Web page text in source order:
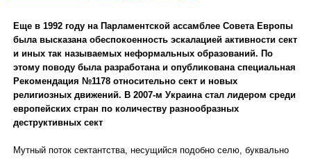
Еще в 1992 году на Парламентской ассамблее Совета Европы
была высказана обеспокоенность эскалацией активности сект
и иных так называемых неформальных образований. По
этому поводу была разработана и опубликована специальная
Рекомендация №1178 относительно сект и новых
религиозных движений. В 2007-м Украина стал лидером среди
европейских стран по количеству разнообразных
деструктивных сект
Мутный поток сектантства, несущийся подобно селю, буквально